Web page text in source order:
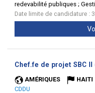
redevabilité publiques ;
Date limite de candidature :
Chef.fe de projet SBC II
AMÉRIQUES HAITI
CDDU